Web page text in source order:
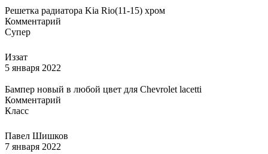
Решетка радиатора Kia Rio(11-15) хром
Комментарий
Супер
Иззат
5 января 2022
Бампер новый в любой цвет для Chevrolet lacetti
Комментарий
Класс
Павел Шишков
7 января 2022